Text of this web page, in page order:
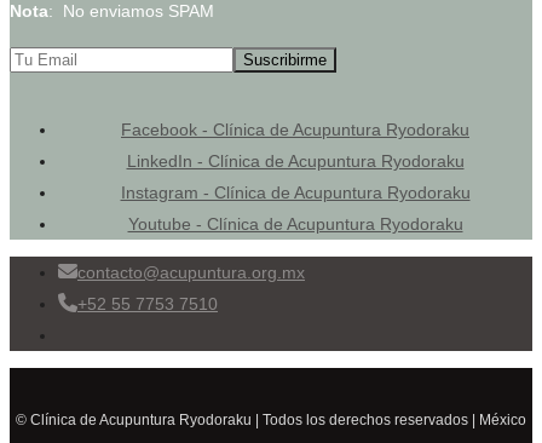
Nota: No enviamos SPAM
Facebook - Clínica de Acupuntura Ryodoraku
LinkedIn - Clínica de Acupuntura Ryodoraku
Instagram - Clínica de Acupuntura Ryodoraku
Youtube - Clínica de Acupuntura Ryodoraku
contacto@acupuntura.org.mx
+52 55 7753 7510
© Clínica de Acupuntura Ryodoraku | Todos los derechos reservados | México